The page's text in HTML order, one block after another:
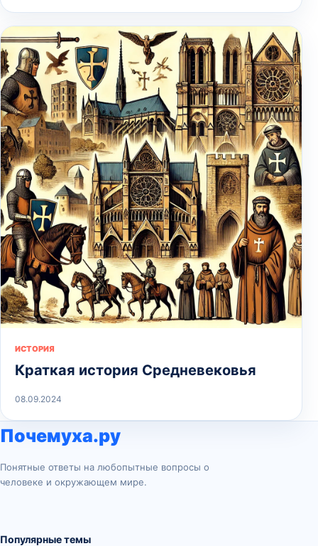
ИСТОРИЯ
Краткая история Средневековья
08.09.2024
Почемуха.ру
Понятные ответы на любопытные вопросы о
человеке и окружающем мире.
Популярные темы